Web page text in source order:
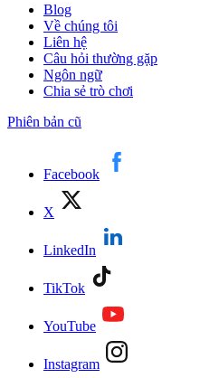
Blog
Về chúng tôi
Liên hệ
Câu hỏi thường gặp
Ngôn ngữ
Chia sẻ trò chơi
Phiên bản cũ
Facebook
X
LinkedIn
TikTok
YouTube
Instagram